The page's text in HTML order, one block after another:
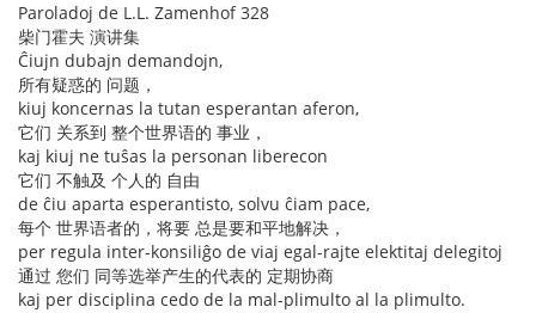
Paroladoj de L.L. Zamenhof 328
柴门霍夫 演讲集
Ĉiujn dubajn demandojn,
所有疑惑的 问题，
kiuj koncernas la tutan esperantan aferon,
它们 关系到 整个世界语的 事业，
kaj kiuj ne tuŝas la personan liberecon
它们 不触及 个人的 自由
de ĉiu aparta esperantisto, solvu ĉiam pace,
每个 世界语者的，将要 总是要和平地解决，
per regula inter-konsiliĝo de viaj egal-rajte elektitaj delegitoj
通过 您们 同等选举产生的代表的 定期协商
kaj per disciplina cedo de la mal-plimulto al la plimulto.